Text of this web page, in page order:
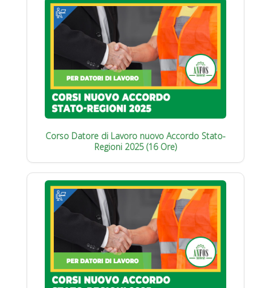
Corso Datore di Lavoro nuovo Accordo Stato-
Regioni 2025 (16 Ore)